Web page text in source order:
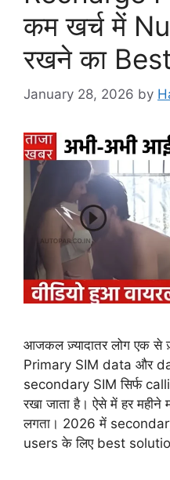
कम खर्च में
रखने का
January 28, 2026 by
आजकल ज़्यादातर लोग एक से
Primary SIM data और
secondary SIM सिर्फ
रखा जाता है। ऐसे में हर महीने
लगता। 2026 में
users के लिए best